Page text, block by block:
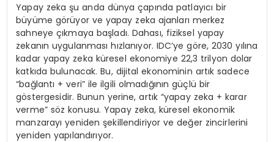
Yapay zeka şu anda dünya çapında patlayıcı bir
büyüme görüyor ve yapay zeka ajanları merkez
sahneye çıkmaya başladı. Dahası, fiziksel yapay
zekanın uygulanması hızlanıyor. IDC’ye göre, 2030 yılına
kadar yapay zeka küresel ekonomiye 22,3 trilyon dolar
katkıda bulunacak. Bu, dijital ekonominin artık sadece
“bağlantı + veri” ile ilgili olmadığının güçlü bir
göstergesidir. Bunun yerine, artık “yapay zeka + karar
verme” söz konusu. Yapay zeka, küresel ekonomik
manzarayı yeniden şekillendiriyor ve değer zincirlerini
yeniden yapılandırıyor.